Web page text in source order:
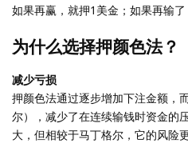
如果再赢，就押1美金；如果再输了
为什么选择押颜色法？
减少亏损
押颜色法通过逐步增加下注金额，
尔），减少了在连续输钱时资金的
大，但相较于马丁格尔，它的风险更